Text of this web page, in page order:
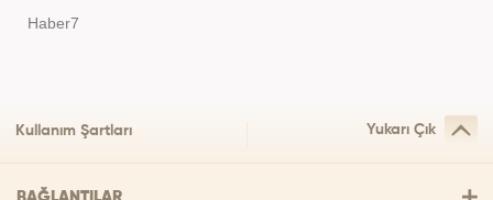
Haber7
Kullanım Şartları Yukarı Çık